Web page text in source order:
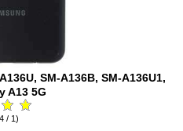
SM-A136B, SM-A136U1,
A13 5G
/ 1)